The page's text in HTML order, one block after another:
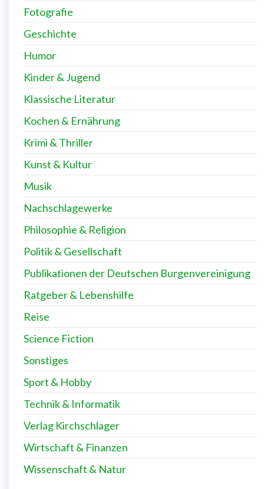
Fotografie
Geschichte
Humor
Kinder & Jugend
Klassische Literatur
Kochen & Ernährung
Krimi & Thriller
Kunst & Kultur
Musik
Nachschlagewerke
Philosophie & Religion
Politik & Gesellschaft
Publikationen der Deutschen Burgenvereinigung
Ratgeber & Lebenshilfe
Reise
Science Fiction
Sonstiges
Sport & Hobby
Technik & Informatik
Verlag Kirchschlager
Wirtschaft & Finanzen
Wissenschaft & Natur